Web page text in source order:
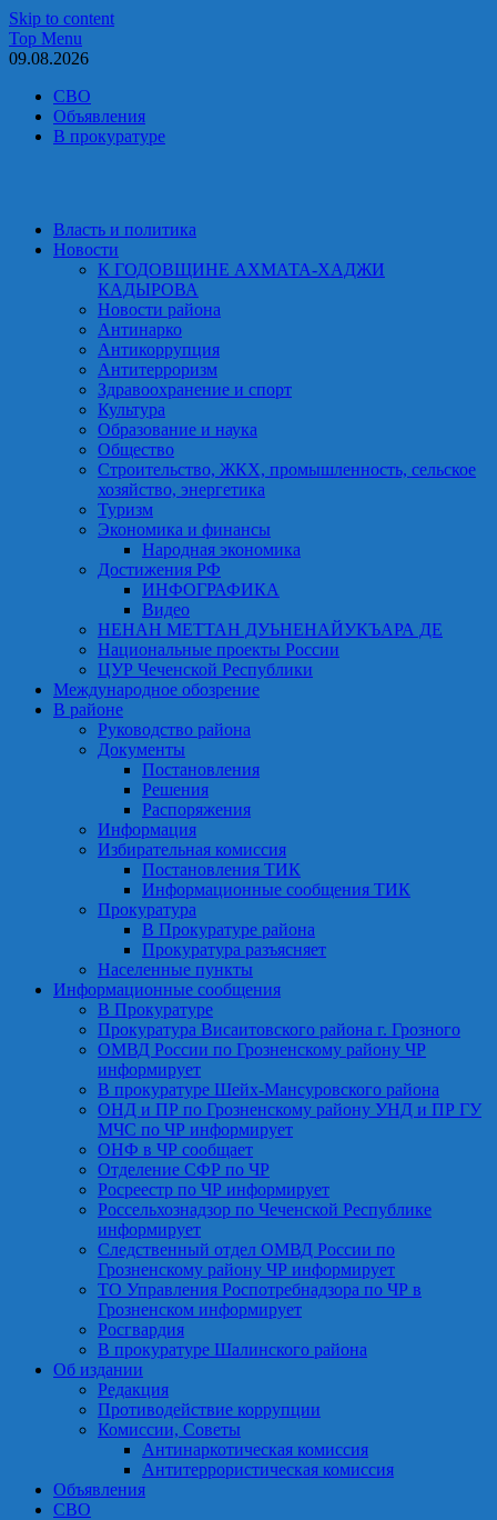
Skip to content
Top Menu
09.08.2026
СВО
Объявления
В прокуратуре
Власть и политика
Новости
К ГОДОВЩИНЕ АХМАТА-ХАДЖИ
КАДЫРОВА
Новости района
Антинарко
Антикоррупция
Антитерроризм
Здравоохранение и спорт
Культура
Образование и наука
Общество
Строительство, ЖКХ, промышленность, сельское
хозяйство, энергетика
Туризм
Экономика и финансы
Народная экономика
Достижения РФ
ИНФОГРАФИКА
Видео
НЕНАН МЕТТАН ДУЬНЕНАЙУКЪАРА ДЕ
Национальные проекты России
ЦУР Чеченской Республики
Международное обозрение
В районе
Руководство района
Документы
Постановления
Решения
Распоряжения
Информация
Избирательная комиссия
Постановления ТИК
Информационные сообщения ТИК
Прокуратура
В Прокуратуре района
Прокуратура разъясняет
Населенные пункты
Информационные сообщения
В Прокуратуре
Прокуратура Висаитовского района г. Грозного
ОМВД России по Грозненскому району ЧР
информирует
В прокуратуре Шейх-Мансуровского района
ОНД и ПР по Грозненскому району УНД и ПР ГУ
МЧС по ЧР информирует
ОНФ в ЧР сообщает
Отделение СФР по ЧР
Росреестр по ЧР информирует
Россельхознадзор по Чеченской Республике
информирует
Следственный отдел ОМВД России по
Грозненскому району ЧР информирует
ТО Управления Роспотребнадзора по ЧР в
Грозненском информирует
Росгвардия
В прокуратуре Шалинского района
Об издании
Редакция
Противодействие коррупции
Комиссии, Советы
Антинаркотическая комиссия
Антитеррористическая комиссия
Объявления
СВО